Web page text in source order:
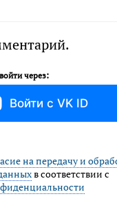
через:
Войти с VK ID
на передачу и
в соответствии с